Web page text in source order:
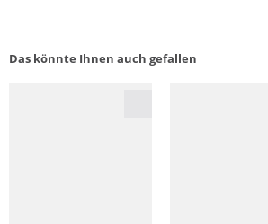
Das könnte Ihnen auch gefallen